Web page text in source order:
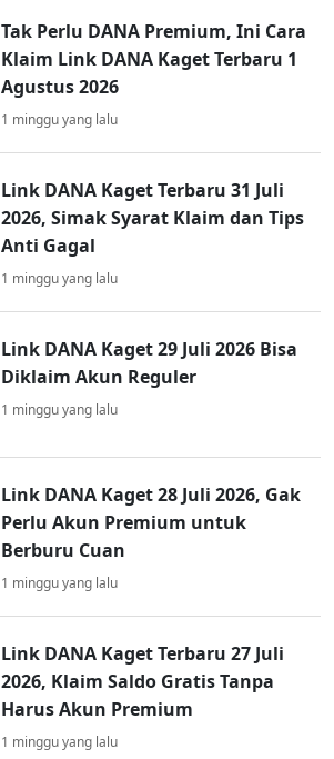
Tak Perlu DANA Premium, Ini Cara
Klaim Link DANA Kaget Terbaru 1
Agustus 2026
1 minggu yang lalu
Link DANA Kaget Terbaru 31 Juli
2026, Simak Syarat Klaim dan Tips
Anti Gagal
1 minggu yang lalu
Link DANA Kaget 29 Juli 2026 Bisa
Diklaim Akun Reguler
1 minggu yang lalu
Link DANA Kaget 28 Juli 2026, Gak
Perlu Akun Premium untuk
Berburu Cuan
1 minggu yang lalu
Link DANA Kaget Terbaru 27 Juli
2026, Klaim Saldo Gratis Tanpa
Harus Akun Premium
1 minggu yang lalu